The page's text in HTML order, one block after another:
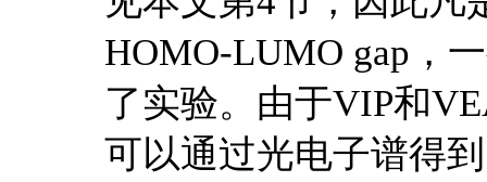
HOMO-LUMO gap，
了实验。由于VIP和
可以通过光电子谱得